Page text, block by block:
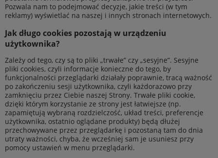
Pozwala nam to podejmować decyzje, jakie treści (w tym
reklamy) wyświetlać na naszej i innych stronach internetowych.
Jak długo cookies pozostają w urządzeniu
użytkownika?
Zależy od tego, czy są to pliki „trwałe” czy „sesyjne”. Sesyjne
pliki cookies, czyli informacje konieczne do tego, by
funkcjonalności przeglądarki działały poprawnie, tracą ważność
po zakończeniu sesji użytkownika, czyli każdorazowo przy
zamknięciu przez Ciebie naszej Strony. Trwałe pliki cookie,
dzięki którym korzystanie ze strony jest łatwiejsze (np.
zapamiętują wybraną rozdzielczość, układ treści, preferencje
użytkownika, ostatnio oglądane produkty) będą dłużej
przechowywane przez przeglądarkę i pozostaną tam do dnia
utraty ważności, chyba, że wcześniej sam je usuniesz przy
pomocy ustawień w menu przeglądarki.